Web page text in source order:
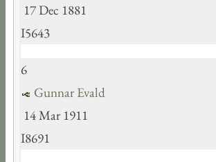
17 Dec 1881
I5643
6
Gunnar Evald
14 Mar 1911
I8691